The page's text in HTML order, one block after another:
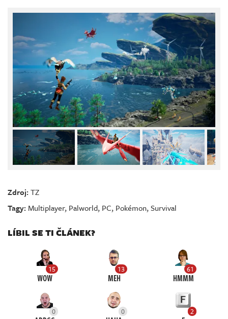
Zdroj:TZ
Tagy: Multiplayer, Palworld, PC, Pokémon,Survival
LÍBIL SE TI ČLÁNEK?
15
WOW
13
MEH
61
HMMM
0 0 2